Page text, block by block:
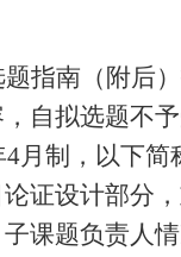
指南（附后
自拟选题不
月制，以下
证设计部分
课题负责人情